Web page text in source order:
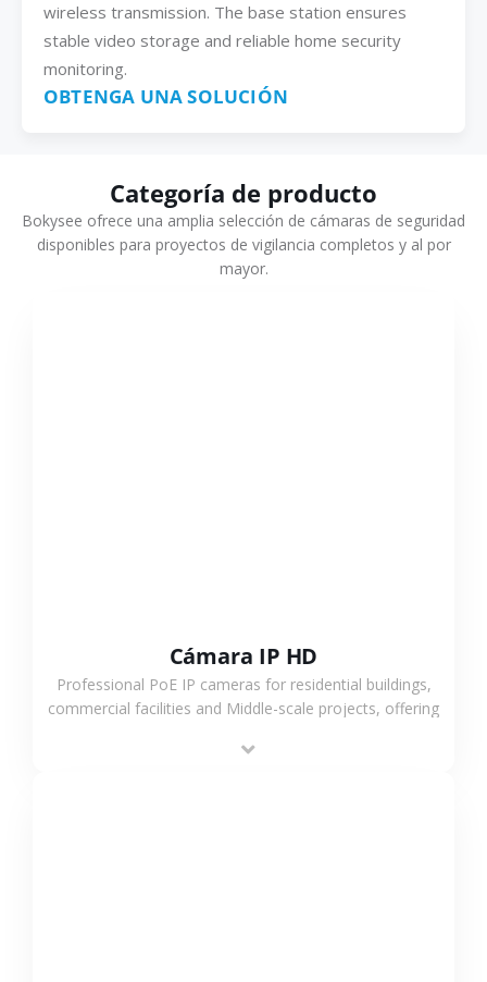
wireless transmission. The base station ensures
stable video storage and reliable home security
monitoring.
OBTENGA UNA SOLUCIÓN
Categoría de producto
Bokysee ofrece una amplia selección de cámaras de seguridad
disponibles para proyectos de vigilancia completos y al por
mayor.
Cámara IP HD
Professional PoE IP cameras for residential buildings,
commercial facilities and Middle-scale projects, offering
support.